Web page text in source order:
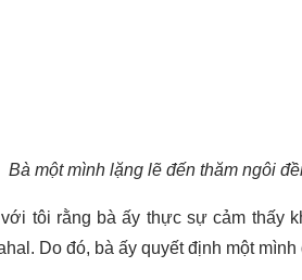
Bà một mình lặng lẽ đến thăm ngôi
tôi rằng bà ấy thực sự cảm thấy
Do đó, bà ấy quyết định một